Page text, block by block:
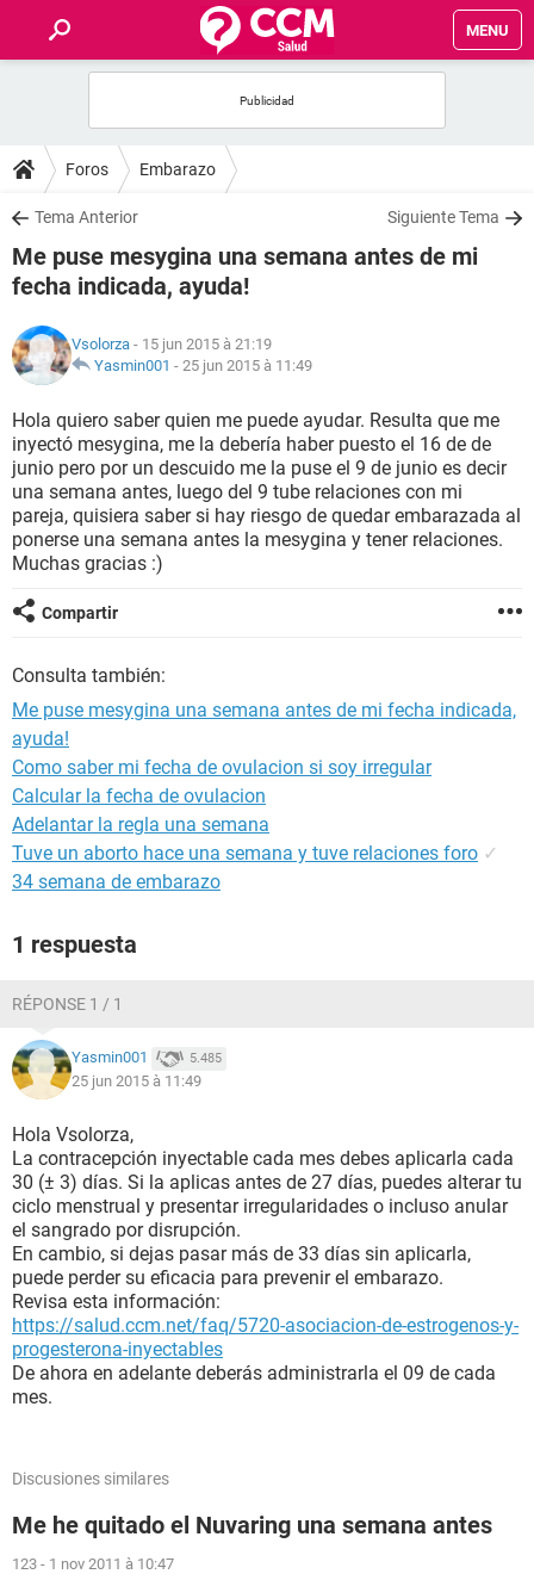
MENU
FORUMS
SALUD
FAMILIA
NUTRICIÓN
SEXUALIDAD
GLOSARIO
Foros Embarazo
Tema Anterior Siguiente Tema
Me puse mesygina una semana antes de mi
fecha indicada, ayuda!
Vsolorza - 15 jun 2015 à 21:19
Yasmin001 - 25 jun 2015 à 11:49
Hola quiero saber quien me puede ayudar. Resulta que me
inyectó mesygina, me la debería haber puesto el 16 de de
junio pero por un descuido me la puse el 9 de junio es decir
una semana antes, luego del 9 tube relaciones con mi
pareja, quisiera saber si hay riesgo de quedar embarazada al
ponerse una semana antes la mesygina y tener relaciones.
Muchas gracias :)
Compartir
Consulta también:
Me puse mesygina una semana antes de mi fecha indicada,
ayuda!
Como saber mi fecha de ovulacion si soy irregular
Calcular la fecha de ovulacion
Adelantar la regla una semana
Tuve un aborto hace una semana y tuve relaciones foro ✓
34 semana de embarazo
1 respuesta
RÉPONSE 1 / 1
Yasmin001 5.485
25 jun 2015 à 11:49
Hola Vsolorza,
La contracepción inyectable cada mes debes aplicarla cada
30 (± 3) días. Si la aplicas antes de 27 días, puedes alterar tu
ciclo menstrual y presentar irregularidades o incluso anular
el sangrado por disrupción.
En cambio, si dejas pasar más de 33 días sin aplicarla,
puede perder su eficacia para prevenir el embarazo.
Revisa esta información:
https://salud.ccm.net/faq/5720-asociacion-de-estrogenos-y-
progesterona-inyectables
De ahora en adelante deberás administrarla el 09 de cada
mes.
Discusiones similares
Me he quitado el Nuvaring una semana antes
123 - 1 nov 2011 à 10:47